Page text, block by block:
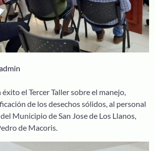
el Tercer Taller sobre el manejo,
de los desechos sólidos, al personal
Municipio de San Jose de Los Llanos,
de Macoris.